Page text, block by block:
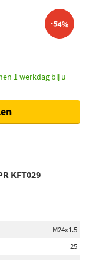
-54%
1 werkdag bij u
KFT029
M24x1.5
25